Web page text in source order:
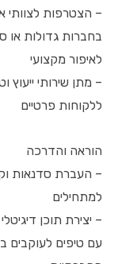
– הצטרפות לצוותי
בחברות גדולות או
לאיפור מקצועי
– מתן שירותי ייעוץ
ללקוחות פרטיים
הוראה והדרכה
– העברת סדנאות
למתחילים
– יצירת תוכן
עם טיפים לעוקבים